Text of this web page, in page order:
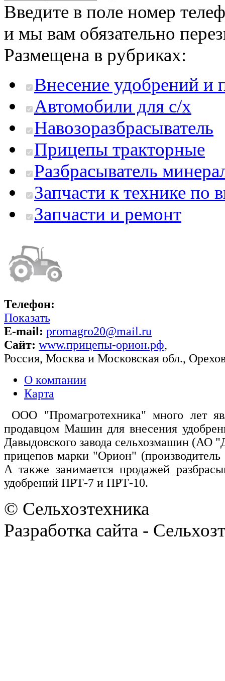
Введите в поле номер
и мы вам обязательно
Размещена в рубриках:
Внесение удобрений и
Автомобили для с/х
Навозоразбрасыватель
Прицепы тракторные
Разбрасыватель
Запчасти к технике по
Запчасти и ремонт
Телефон:
Показать
E-mail: promagro20@mail.ru
Сайт: www.прицепы-орион.рф,
Россия, Москва и Московская обл.,
О компании
Карта
ООО "Промагротехника" много лет
продавцом Машин для внесения
Давыдовского завода сельхозмашин (АО
прицепов марки "Орион"
А также занимается продажей
удобрений ПРТ-7 и ПРТ-10.
© Сельхозтехника
Разработка сайта -